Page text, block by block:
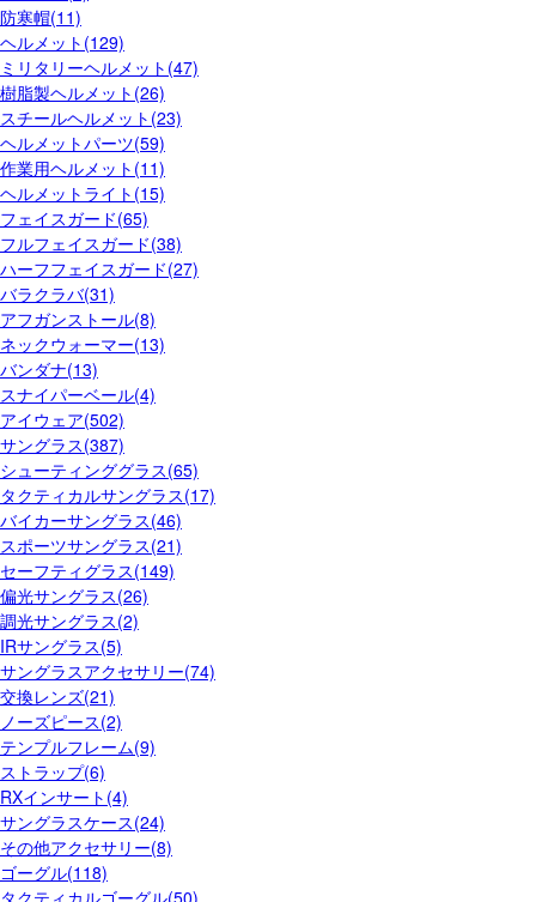
防寒帽(11)
ヘルメット(129)
ミリタリーヘルメット(47)
樹脂製ヘルメット(26)
スチールヘルメット(23)
ヘルメットパーツ(59)
作業用ヘルメット(11)
ヘルメットライト(15)
フェイスガード(65)
フルフェイスガード(38)
ハーフフェイスガード(27)
バラクラバ(31)
アフガンストール(8)
ネックウォーマー(13)
バンダナ(13)
スナイパーベール(4)
アイウェア(502)
サングラス(387)
シューティンググラス(65)
タクティカルサングラス(17)
バイカーサングラス(46)
スポーツサングラス(21)
セーフティグラス(149)
偏光サングラス(26)
調光サングラス(2)
IRサングラス(5)
サングラスアクセサリー(74)
交換レンズ(21)
ノーズピース(2)
テンプルフレーム(9)
ストラップ(6)
RXインサート(4)
サングラスケース(24)
その他アクセサリー(8)
ゴーグル(118)
タクティカルゴーグル(50)